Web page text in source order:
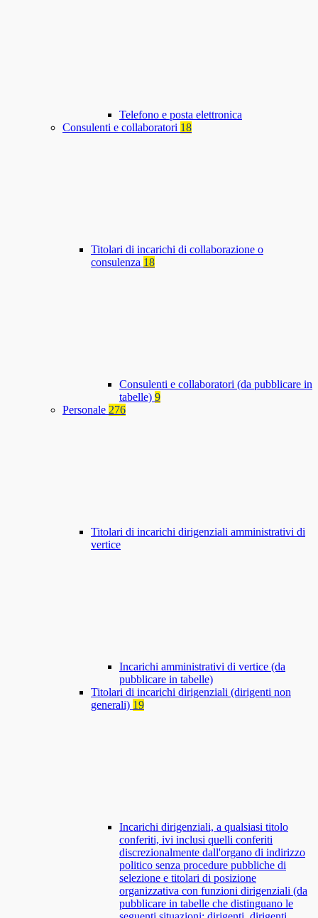
Telefono e posta elettronica
Consulenti e collaboratori 18
Titolari di incarichi di collaborazione o
consulenza 18
Consulenti e collaboratori (da pubblicare in
tabelle) 9
Personale 276
Titolari di incarichi dirigenziali amministrativi di
vertice
Incarichi amministrativi di vertice (da
pubblicare in tabelle)
Titolari di incarichi dirigenziali (dirigenti non
generali) 19
Incarichi dirigenziali, a qualsiasi titolo
conferiti, ivi inclusi quelli conferiti
discrezionalmente dall'organo di indirizzo
politico senza procedure pubbliche di
selezione e titolari di posizione
organizzativa con funzioni dirigenziali (da
pubblicare in tabelle che distinguano le